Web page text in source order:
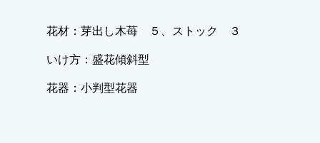
花材：芽出し木苺 ５、ストック ３
いけ方：盛花傾斜型
花器：小判型花器